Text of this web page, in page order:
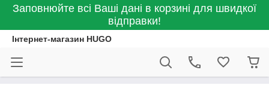
Заповнюйте всі Ваші дані в корзині для швидкої
відправки!
Інтернет-магазин HUGO